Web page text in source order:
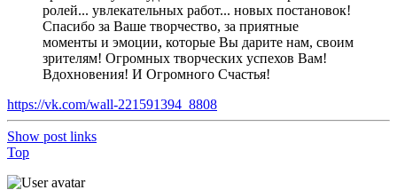
ролей... увлекательных работ... новых постановок!
Спасибо за Ваше творчество, за приятные
моменты и эмоции, которые Вы дарите нам, своим
зрителям! Огромных творческих успехов Вам!
Вдохновения! И Огромного Счастья!
https://vk.com/wall-221591394_8808
Show post links
Top